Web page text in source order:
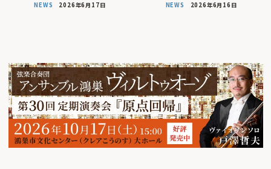
NEWS 2026年6月17日 NEWS 2026年6月16日